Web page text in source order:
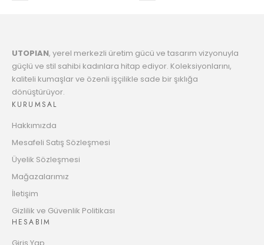
8
Taksit
8023.70 TL
Taksit
12
UTOPIAN, yerel merkezli üretim gücü ve tasarım vizyonuyla
güçlü ve stil sahibi kadınlara hitap ediyor. Koleksiyonlarını,
kaliteli kumaşlar ve özenli işçilikle sade bir şıklığa
dönüştürüyor.
KURUMSAL
Hakkımızda
Mesafeli Satış Sözleşmesi
Üyelik Sözleşmesi
Mağazalarımız
İletişim
Gizlilik ve Güvenlik Politikası
HESABIM